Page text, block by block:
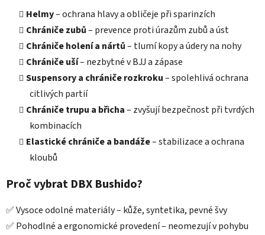
y
v
ý
p
i
s
Helmy– ochrana hlavy a obličeje při sparinzích
Chrániče zubů– prevence proti úrazům zubů a úst
Chrániče holení a nártů– tlumí kopy a údery na nohy
Chrániče uší– nezbytné v BJJ a zápase
Suspensory a chrániče rozkroku– spolehlivá ochrana
citlivých partií
Chrániče trupu a břicha– zvyšují bezpečnost při tvrdých
kombinacích
Elastické chrániče a bandáže– stabilizace a ochrana
kloubů
Proč vybrat DBX Bushido?
✅ Vysoce odolné materiály – kůže, syntetika, pevné švy
✅ Pohodlné a ergonomické provedení – neomezují v pohybu